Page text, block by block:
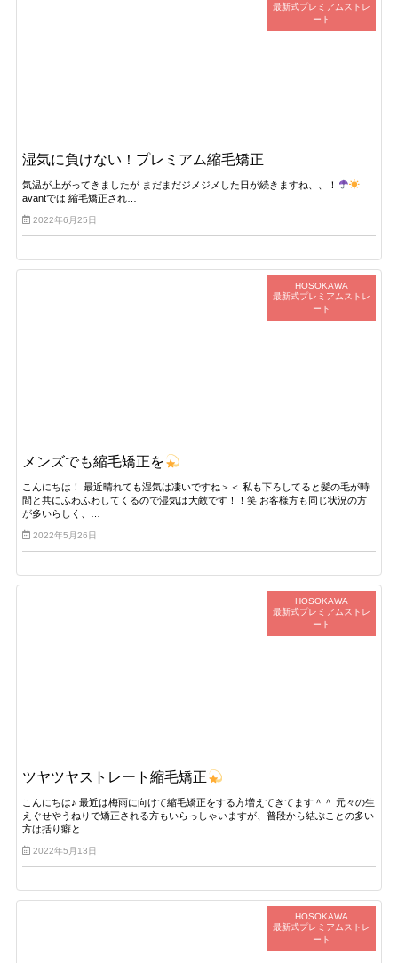
最新式プレミアムストレ
ート
湿気に負けない！プレミアム縮毛矯正
気温が上がってきましたが まだまだジメジメした日が続きますね、、！
avantでは 縮毛矯正され…
2022年6月25日
HOSOKAWA
最新式プレミアムストレ
ート
メンズでも縮毛矯正を
こんにちは！ 最近晴れても湿気は凄いですね＞＜ 私も下ろしてると髪の毛が時
間と共にふわふわしてくるので湿気は大敵です！！笑 お客様方も同じ状況の方
が多いらしく、…
2022年5月26日
HOSOKAWA
最新式プレミアムストレ
ート
ツヤツヤストレート縮毛矯正
こんにちは♪ 最近は梅雨に向けて縮毛矯正をする方増えてきてます＾＾ 元々の生
えぐせやうねりで矯正される方もいらっしゃいますが、普段から結ぶことの多い
方は括り癖と…
2022年5月13日
HOSOKAWA
最新式プレミアムストレ
ート